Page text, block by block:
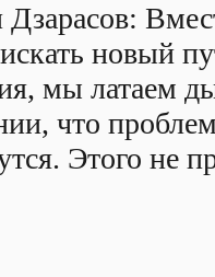
Дзарасов:
новый
мы латаем
что
Этого не